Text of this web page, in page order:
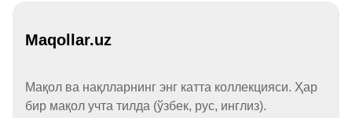
Maqollar.uz
Мақол ва нақлларнинг энг катта коллекцияси. Ҳар
бир мақол учта тилда (ўзбек, рус, инглиз).